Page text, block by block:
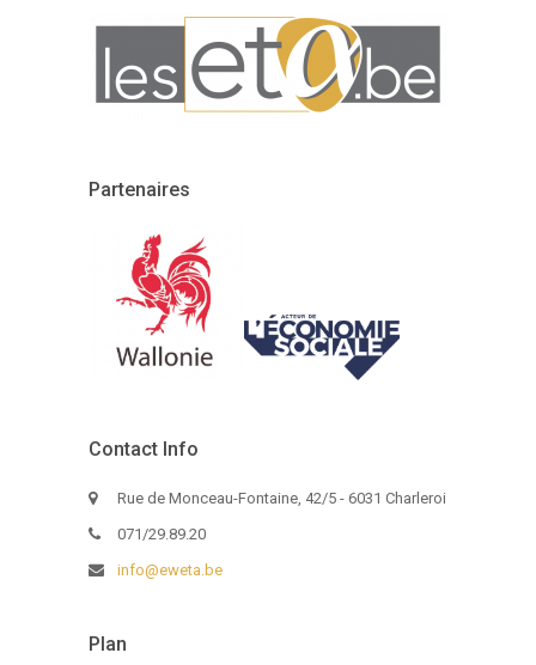
Partenaires
Contact Info
Rue de Monceau-Fontaine, 42/5 - 6031 Charleroi
071/29.89.20
info@eweta.be
Plan